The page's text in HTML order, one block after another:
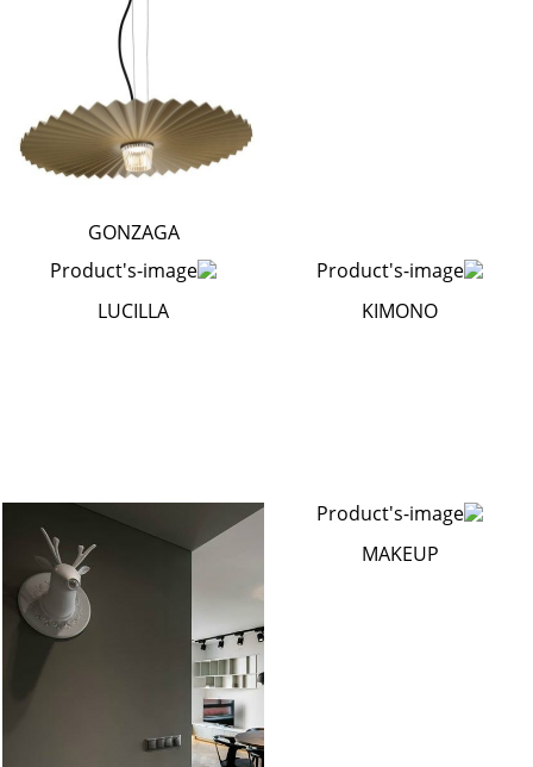
GONZAGA
KIMONO
LUCILLA
MAKEUP